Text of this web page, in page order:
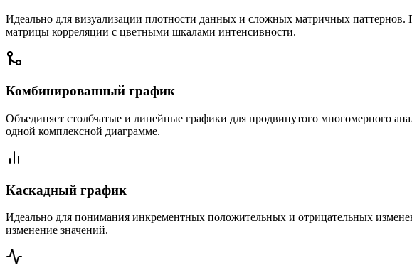
Идеально для визуализации плотности данных и сложных матричных паттернов.
матрицы корреляции с цветными шкалами интенсивности.
Комбинированный график
Объединяет столбчатые и линейные графики для продвинутого многомерного
одной комплексной диаграмме.
Каскадный график
Идеально для понимания инкрементных положительных и отрицательных
изменение значений.